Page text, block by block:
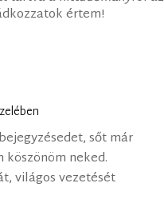
értem!
sőt már
neked.
világos vezetését